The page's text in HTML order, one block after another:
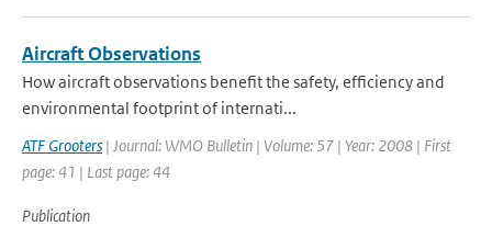
Aircraft Observations
How aircraft observations benefit the safety, efficiency and
environmental footprint of internati...
ATF Grooters | Journal: WMO Bulletin | Volume: 57 | Year: 2008 | First
page: 41 | Last page: 44
Publication